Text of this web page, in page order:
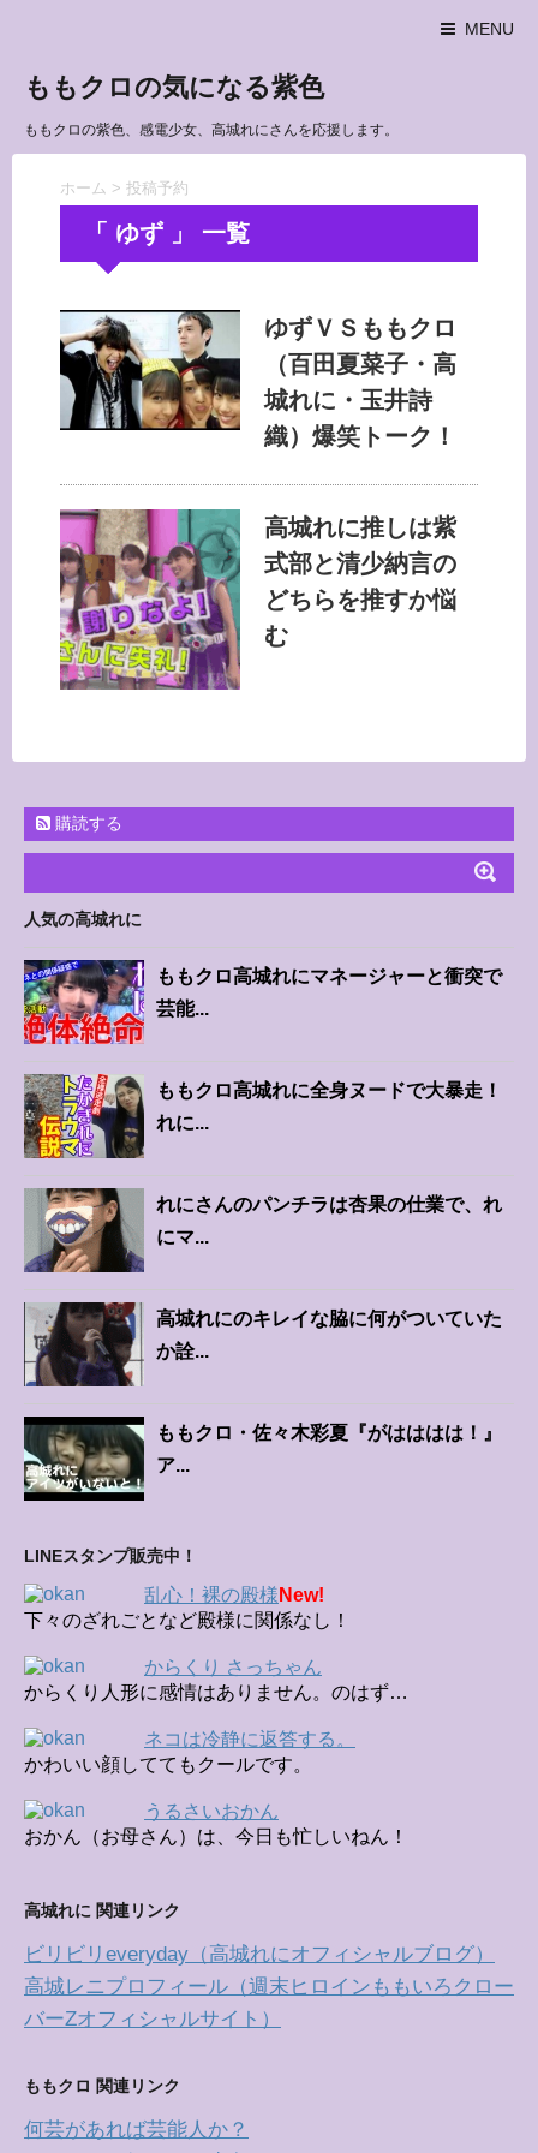
MENU
ももクロの気になる紫色
ももクロの紫色、感電少女、高城れにさんを応援します。
ホーム > 投稿予約
「 ゆず 」 一覧
ゆずＶＳももクロ
（百田夏菜子・高
城れに・玉井詩
織）爆笑トーク！
高城れに推しは紫
式部と清少納言の
どちらを推すか悩
む
購読する
人気の高城れに
ももクロ高城れにマネージャーと衝突で
芸能...
ももクロ高城れに全身ヌードで大暴走！
れに...
れにさんのパンチラは杏果の仕業で、れ
にマ...
高城れにのキレイな脇に何がついていた
か詮...
ももクロ・佐々木彩夏『がはははは！』
ア...
LINEスタンプ販売中！
乱心！裸の殿様 New!
下々のざれごとなど殿様に関係なし！
からくり さっちゃん
からくり人形に感情はありません。のはず…
ネコは冷静に返答する。
かわいい顔しててもクールです。
うるさいおかん
おかん（お母さん）は、今日も忙しいねん！
高城れに 関連リンク
ビリビリeveryday（高城れにオフィシャルブログ）
高城レニプロフィール（週末ヒロインももいろクロー
バーZオフィシャルサイト）
ももクロ 関連リンク
何芸があれば芸能人か？